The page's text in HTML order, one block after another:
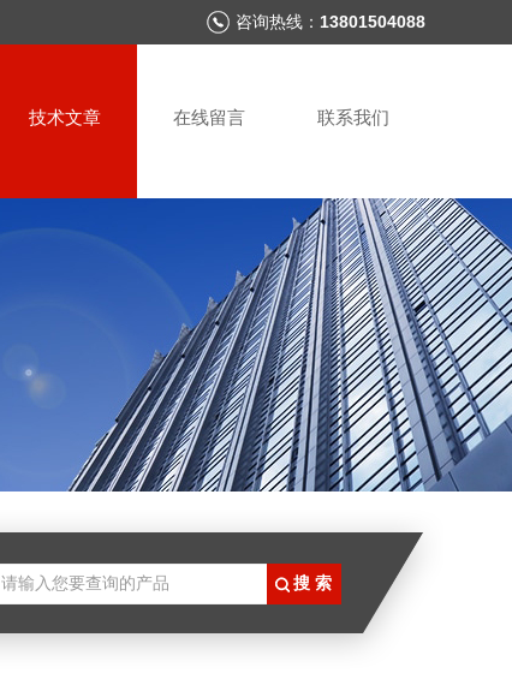
咨询热线： 13801504088
技术文章 在线留言 联系我们